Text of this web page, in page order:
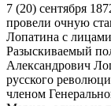
7 (20) сентября
провели очную
Лопатина с
Разыскиваемый
Александрович
русского
членом